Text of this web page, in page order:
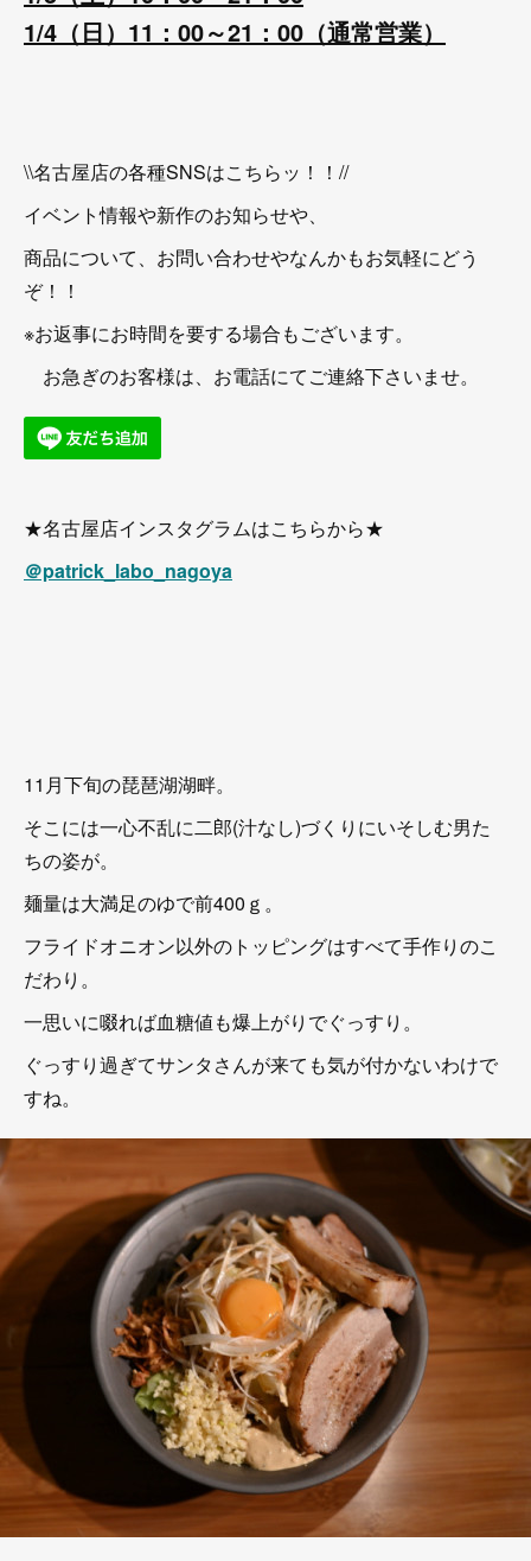
1/4（日）11：00～21：00（通常営業）
\\名古屋店の各種SNSはこちらッ！！//
イベント情報や新作のお知らせや、
商品について、お問い合わせやなんかもお気軽にどう
ぞ！！
※お返事にお時間を要する場合もございます。
お急ぎのお客様は、お電話にてご連絡下さいませ。
★名古屋店インスタグラムはこちらから★
＠patrick_labo_nagoya
11月下旬の琵琶湖湖畔。
そこには一心不乱に二郎(汁なし)づくりにいそしむ男た
ちの姿が。
麺量は大満足のゆで前400ｇ。
フライドオニオン以外のトッピングはすべて手作りのこ
だわり。
一思いに啜れば血糖値も爆上がりでぐっすり。
ぐっすり過ぎてサンタさんが来ても気が付かないわけで
すね。